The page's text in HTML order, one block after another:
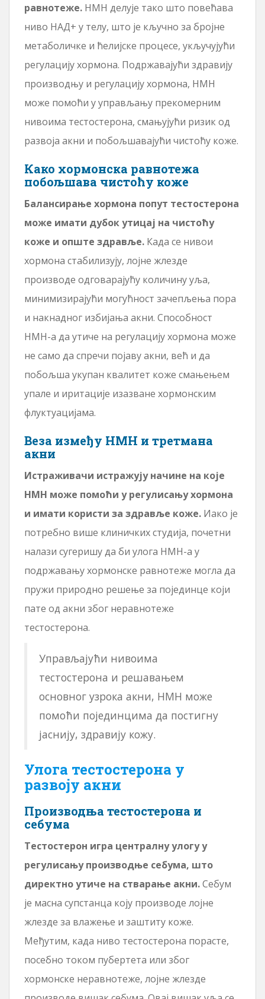
равнотеже. НМН делује тако што повећава
ниво НАД+ у телу, што је кључно за бројне
метаболичке и ћелијске процесе, укључујући
регулацију хормона. Подржавајући здравију
производњу и регулацију хормона, НМН
може помоћи у управљању прекомерним
нивоима тестостерона, смањујући ризик од
развоја акни и побољшавајући чистоћу коже.
Како хормонска равнотежа
побољшава чистоћу коже
Балансирање хормона попут тестостерона
може имати дубок утицај на чистоћу
коже и опште здравље. Када се нивои
хормона стабилизују, лојне жлезде
производе одговарајућу количину уља,
минимизирајући могућност зачепљења пора
и накнадног избијања акни. Способност
НМН-а да утиче на регулацију хормона може
не само да спречи појаву акни, већ и да
побољша укупан квалитет коже смањењем
упале и иритације изазване хормонским
флуктуацијама.
Веза између НМН и третмана
акни
Истраживачи истражују начине на које
НМН може помоћи у регулисању хормона
и имати користи за здравље коже. Иако је
потребно више клиничких студија, почетни
налази сугеришу да би улога НМН-а у
подржавању хормонске равнотеже могла да
пружи природно решење за појединце који
пате од акни због неравнотеже
тестостерона.
Управљајући нивоима
тестостерона и решавањем
основног узрока акни, НМН може
помоћи појединцима да постигну
јаснију, здравију кожу.
Улога тестостерона у
развоју акни
Производња тестостерона и
себума
Тестостерон игра централну улогу у
регулисању производње себума, што
директно утиче на стварање акни.Себум
је масна супстанца коју производе лојне
жлезде за влажење и заштиту коже.
Међутим, када ниво тестостерона порасте,
посебно током пубертета или због
хормонске неравнотеже, лојне жлезде